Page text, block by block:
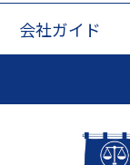
会社ガイド